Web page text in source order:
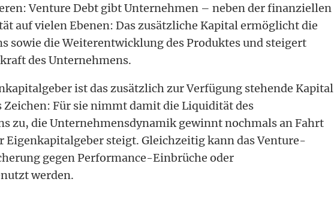
Venture Debt gibt Unternehmen – neben der finanziellen
auf vielen Ebenen: Das zusätzliche Kapital ermöglicht die
sowie die Weiterentwicklung des Produktes und steigert
des Unternehmens.
ist das zusätzlich zur Verfügung stehende Kapital
Für sie nimmt damit die Liquidität des
zu, die Unternehmensdynamik gewinnt nochmals an Fahrt
Eigenkapitalgeber steigt. Gleichzeitig kann das Venture-
gegen Performance-Einbrüche oder
werden.